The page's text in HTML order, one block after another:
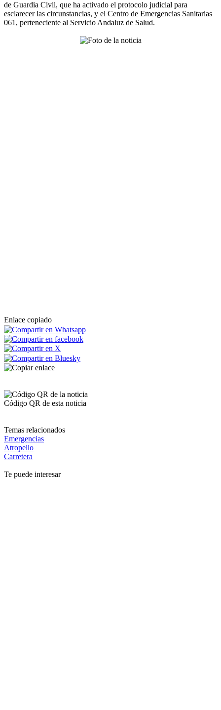
de Guardia Civil, que ha activado el protocolo judicial para
esclarecer las circunstancias, y el Centro de Emergencias Sanitarias
061, perteneciente al Servicio Andaluz de Salud.
Enlace copiado
Código QR de esta noticia
Temas relacionados
Emergencias
Atropello
Carretera
Te puede interesar